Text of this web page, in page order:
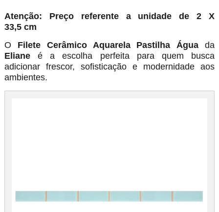
Atenção: Preço referente a unidade de 2 X
33,5 cm
O Filete Cerâmico Aquarela Pastilha Água da
Elianeé a escolha perfeita para quem busca
adicionar frescor, sofisticação e modernidade aos
ambientes.